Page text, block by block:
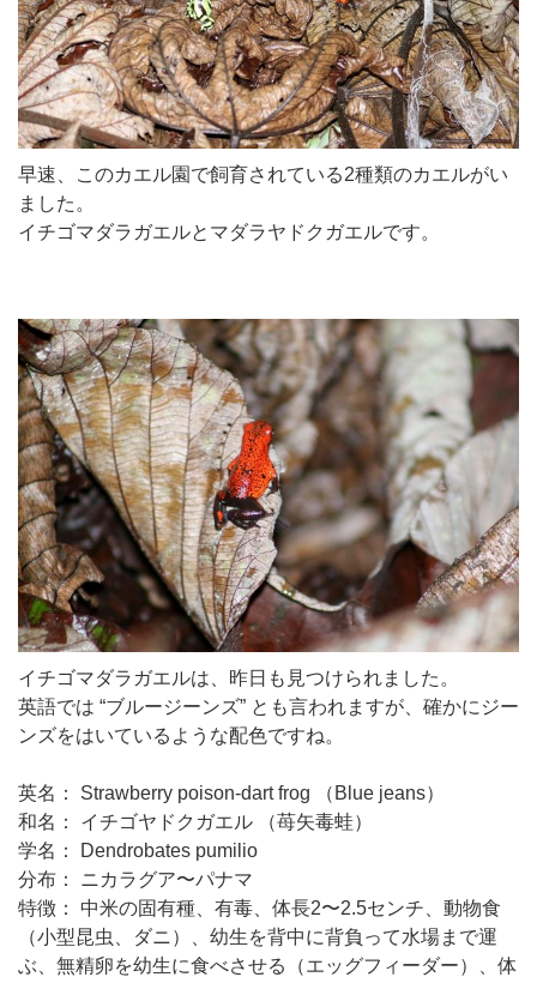
早速、このカエル園で飼育されている2種類のカエルがい
ました。
イチゴマダラガエルとマダラヤドクガエルです。
イチゴマダラガエルは、昨日も見つけられました。
英語では “ブルージーンズ” とも言われますが、確かにジー
ンズをはいているような配色ですね。
英名： Strawberry poison-dart frog （Blue jeans）
和名： イチゴヤドクガエル （苺矢毒蛙）
学名： Dendrobates pumilio
分布： ニカラグア〜パナマ
特徴： 中米の固有種、有毒、体長2〜2.5センチ、動物食
（小型昆虫、ダニ）、幼生を背中に背負って水場まで運
ぶ、無精卵を幼生に食べさせる（エッグフィーダー）、体